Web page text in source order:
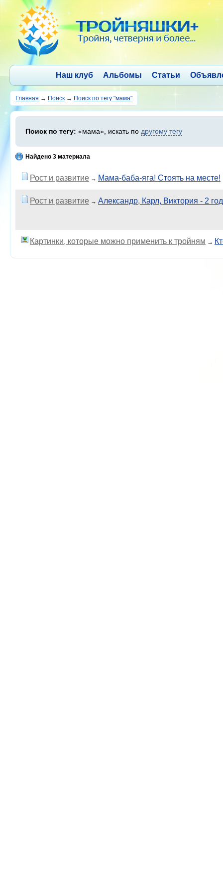
Наш клуб Альбомы Статьи
Главная → Поиск → Поиск по тегу "мама"
Поиск по тегу: «мама», искать по другому тегу
Найдено 3 материала
Рост и развитие → Мама-баба-яга! Стоять на месте!
Рост и развитие → Александр, Карл, Виктория - 2
Картинки, которые можно применить к тройням →